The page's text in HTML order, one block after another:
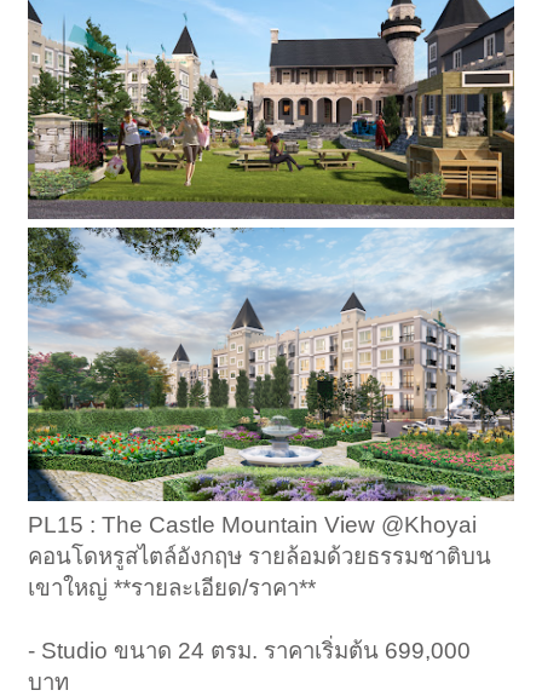
PL15 : The Castle Mountain View @Khoyai
คอนโดหรูสไตล์อังกฤษ รายล้อมด้วยธรรมชาติบน
เขาใหญ่ **รายละเอียด/ราคา**
- Studio ขนาด 24 ตรม. ราคาเริ่มต้น 699,000
บาท